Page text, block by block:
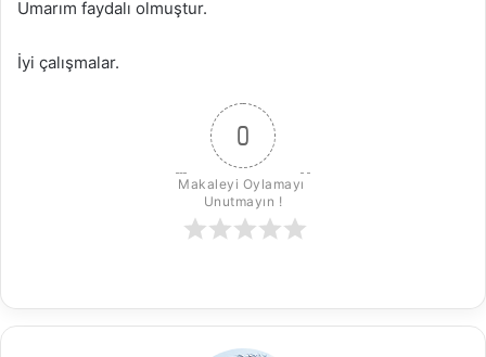
Umarım faydalı olmuştur.
İyi çalışmalar.
0
Makaleyi Oylamayı
Unutmayın !